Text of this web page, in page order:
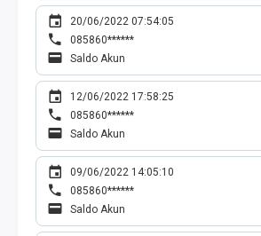
20/06/2022 07:54:05
085860******
Saldo Akun
12/06/2022 17:58:25
085860******
Saldo Akun
09/06/2022 14:05:10
085860******
Saldo Akun